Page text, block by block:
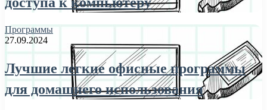
Программы
27.09.2024
Лучшие легкие офисные программы
для домашнего использования